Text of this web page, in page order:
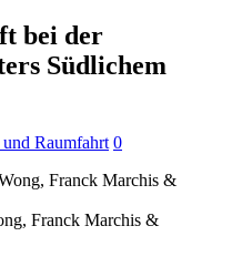
bei der
Südlichem
Raumfahrt 0
Franck Marchis &